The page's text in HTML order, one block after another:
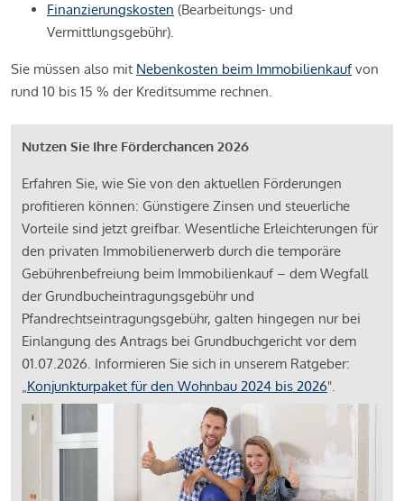
Finanzierungskosten (Bearbeitungs- und
Vermittlungsgebühr).
Sie müssen also mit Nebenkosten beim Immobilienkaufvon
rund 10 bis 15 % der Kreditsumme rechnen.
Nutzen Sie Ihre Förderchancen 2026
Erfahren Sie, wie Sie von den aktuellen Förderungen
profitieren können: Günstigere Zinsen und steuerliche
Vorteile sind jetzt greifbar. Wesentliche Erleichterungen für
den privaten Immobilienerwerb durch die temporäre
Gebührenbefreiung beim Immobilienkauf – dem Wegfall
der Grundbucheintragungsgebühr und
Pfandrechtseintragungsgebühr, galten hingegen nur bei
Einlangung des Antrags bei Grundbuchgericht vor dem
01.07.2026. Informieren Sie sich in unserem Ratgeber:
„Konjunkturpaket für den Wohnbau 2024 bis 2026".